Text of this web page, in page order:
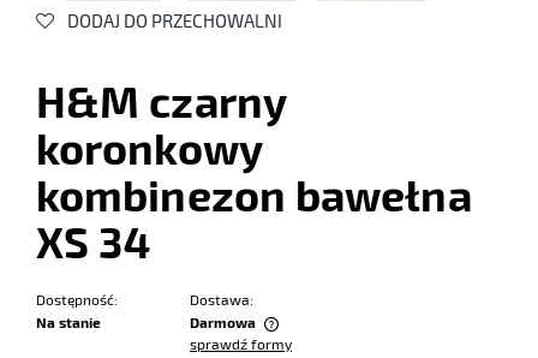
DODAJ DO PRZECHOWALNI
H&M czarny
koronkowy
kombinezon bawełna
XS 34
Dostępność:
Na stanie
Dostawa:
Darmowa
Cena nie zawiera ewentualnych kosztów płatności
sprawdź formy